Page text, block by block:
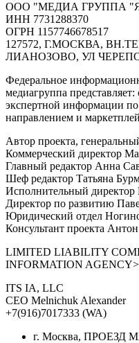
ООО "МЕДИА ГРУППА
ИНН 7731288370
ОГРН 1157746678517
127572, Г.МОСКВА,
ЛИАНОЗОВО, УЛ
Федеральное
медиагруппа
экспертной информации
направлением и
Автор проекта,
Коммерческий директор
Главный редактор Анна
Шеф редактор Татьяна
Исполнительный
Директор по развитию
Юридический отдел
Консультант проекта
LIMITED LIABILITY
INFORMATION
ITS IA, LLC
CEO Melnichuk Alexander
+7(916)7017333 (WA)
г. Москва,